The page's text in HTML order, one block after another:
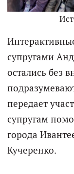
супругами
остались без
передает
супругам
города
Кучеренко.